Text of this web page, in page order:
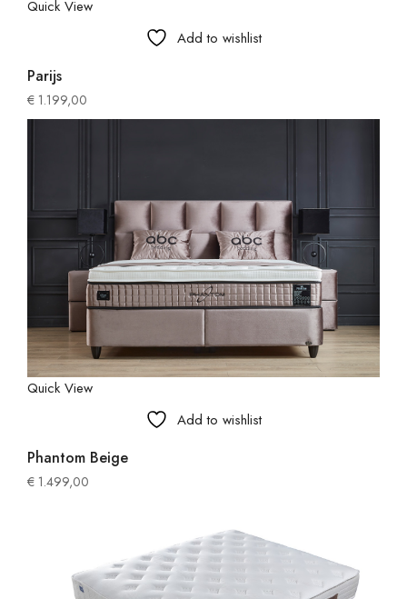
Quick View
Add to wishlist
Parijs
€ 1.199,00
Quick View
Add to wishlist
Phantom Beige
€ 1.499,00